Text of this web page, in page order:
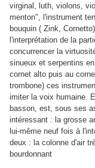
virginal , luth, violons,
menton", l'instrument
bouquin ( Zink,
l'interprétation de la
concurrencer la
sinueux et serpentins
cornet alto puis au
trombone) ces
imiter la voix humaine.
basson, est, sous ses
intéressant : la grosse
lui-même neuf fois à
deux : la colonne d'air
bourdonnant